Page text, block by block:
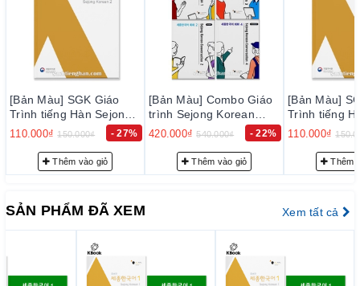
Quốc, để rồi cùng nhau tại nên bộ Giáo trình Sejong chất
Giáo trình Sejong (세종한국어) còn là bộ giáo trình được các
trường Đại học tại Việt Nam áp
dụng vào chương trình giảng dạy ngôn ngữ Hàn Quốc như
trường Khoa học Xã hội & Nhân văn Hà Nội và trường Khoa
học Xã hội & Nhân văn TP.HCM hay Trung tâm Hàn ngữ
ngôn ngữ tại Việt Nam.
“Ngôn ngữ là một nền văn hóa” quả không sai. Giáo trình
Sejong được biên soạn không chỉ chất lượng về ngôn ngữ, mà
Giáo
Sejong
2
- 27%
[Bản Màu] Combo Giáo
trình Sejong Korean
Conversation 1~4 - 세종
한국어 회화 1 ~ 4
420.000₫ 540.000₫ - 22%
[Bản Màu] SGK Giáo
Trình tiếng Hàn Sejong
4 - 세종한국어 4
110.000₫ 150.000₫ - 27%
3-
SẢN PHẨM ĐÃ XEM Xem tất cả